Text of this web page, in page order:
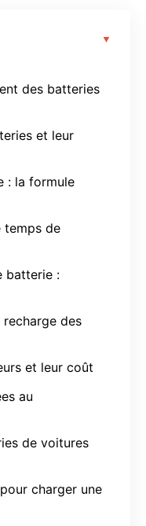
des batteries
et leur
: la formule
temps de
batterie :
des
et leur coût
au
de voitures
charger une